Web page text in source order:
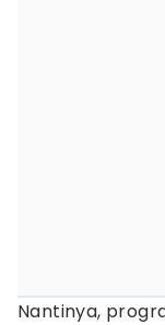
Nantinya,